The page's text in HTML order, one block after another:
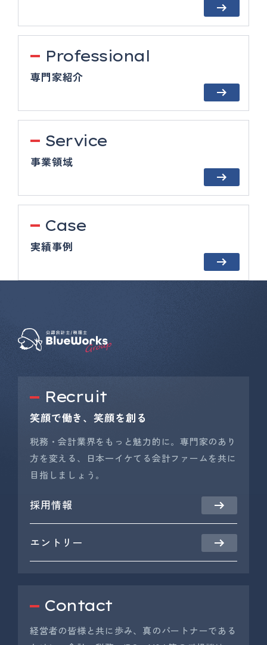
Professional
専門家紹介
Service
事業領域
Case
実績事例
Recruit
笑顔で働き、笑顔を創る
税務・会計業界をもっと魅力的に。専門家のあり
方を変える、日本一イケてる会計ファームを共に
目指しましょう。
採用情報
エントリー
Contact
経営者の皆様と共に歩み、真のパートナーである